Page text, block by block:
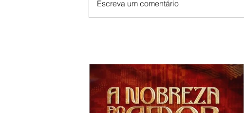
Escreva um comentário